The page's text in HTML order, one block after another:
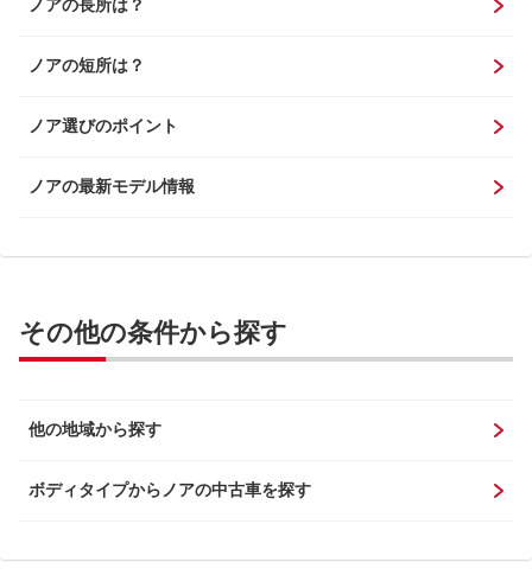
ノアの長所は？
ノアの短所は？
ノア選びのポイント
ノアの最新モデル情報
その他の条件から探す
他の地域から探す
ボディタイプからノアの中古車を探す